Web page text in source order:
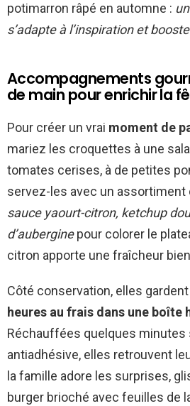
potimarron râpé en automne :
s’adapte à l’inspiration et
Accompagnements
de main pour enrichir la
Pour créer un vrai moment de
mariez les croquettes à une
tomates cerises, à de petites
servez-les avec un assortiment
sauce yaourt-citron, ketchup
d’auberginepour colorer le
citron apporte une fraîcheur
Côté conservation, elles
heures au frais dans une boîte
Réchauffées quelques minutes
antiadhésive, elles retrouvent
la famille adore les surprises,
burger brioché avec feuilles de